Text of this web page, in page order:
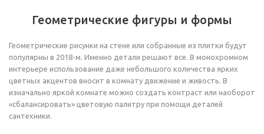
Геометрические фигуры и формы
Геометрические рисунки на стене или собранные из плитки будут
популярны в 2018-м. Именно детали решают все. В монохромном
интерьере использование даже небольшого количества ярких
цветных акцентов вносит в комнату движение и живость. В
изначально яркой комнате можно создать контраст или наоборот
«сбалансировать» цветовую палитру при помощи деталей
сантехники.